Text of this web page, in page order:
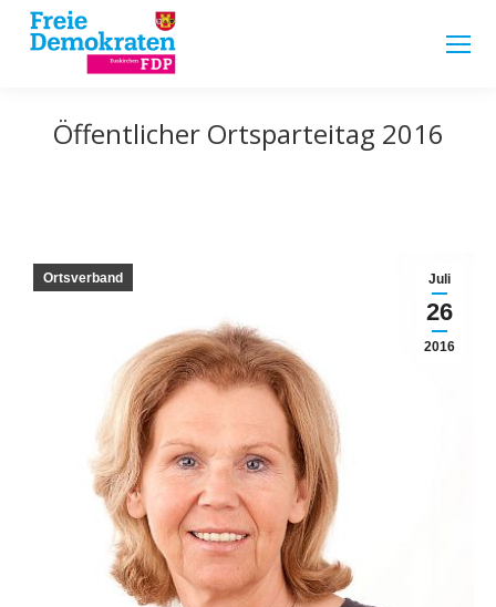
Öffentlicher Ortsparteitag 2016
Juli
26
2016
Ortsverband